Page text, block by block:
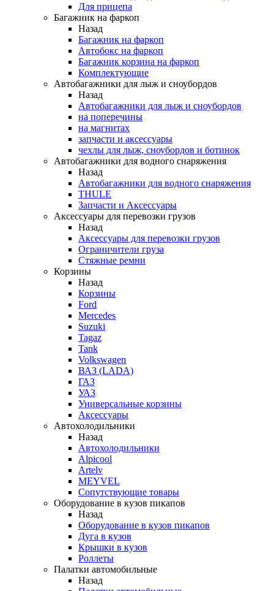
Для прицепа
Багажник на фаркоп
Назад
Багажник на фаркоп
Автобокс на фаркоп
Багажник корзина на фаркоп
Комплектующие
Автобагажники для лыж и сноубордов
Назад
Автобагажники для лыж и сноубордов
на поперечины
на магнитах
запчасти и аксессуары
чехлы для лыж, сноубордов и ботинок
Автобагажники для водного снаряжения
Назад
Автобагажники для водного снаряжения
THULE
Запчасти и Аксессуары
Аксессуары для перевозки грузов
Назад
Аксессуары для перевозки грузов
Ограничители груза
Стяжные ремни
Корзины
Назад
Корзины
Ford
Mercedes
Suzuki
Tagaz
Tank
Volkswagen
ВАЗ (LADA)
ГАЗ
УАЗ
Универсальные корзины
Аксессуары
Автохолодильники
Назад
Автохолодильники
Alpicool
Artelv
MEYVEL
Сопутствующие товары
Оборудование в кузов пикапов
Назад
Оборудование в кузов пикапов
Дуга в кузов
Крышки в кузов
Роллеты
Палатки автомобильные
Назад